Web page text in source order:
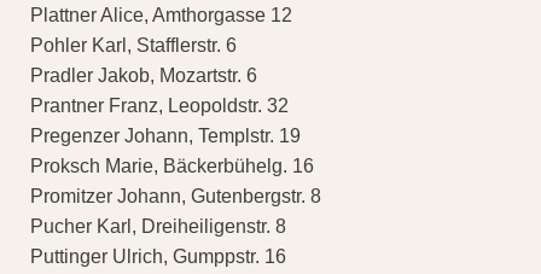
Plattner Alice, Amthorgasse 12
Pohler Karl, Stafflerstr. 6
Pradler Jakob, Mozartstr. 6
Prantner Franz, Leopoldstr. 32
Pregenzer Johann, Templstr. 19
Proksch Marie, Bäckerbühelg. 16
Promitzer Johann, Gutenbergstr. 8
Pucher Karl, Dreiheiligenstr. 8
Puttinger Ulrich, Gumppstr. 16